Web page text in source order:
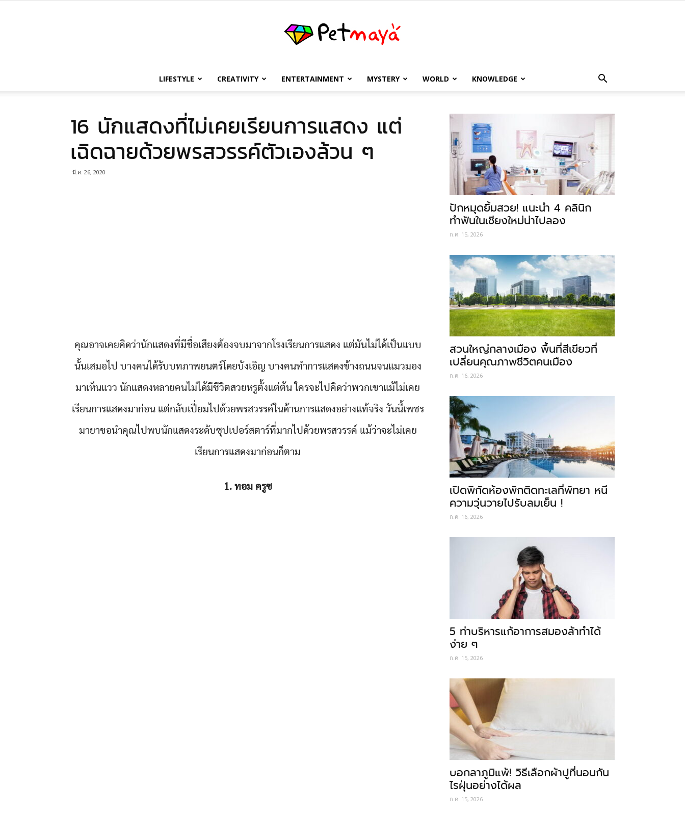
เพชร
มายา
LIFESTYLE CREATIVITY ENTERTAINMENT MYSTERY WORLD KNOWLEDGE
16 นักแสดงที่ไม่เคยเรียนการแสดง แต่
เฉิดฉายด้วยพรสวรรค์ตัวเองล้วน ๆ
มี.ค. 26, 2020
คุณอาจเคยคิดว่านักแสดงที่มีชื่อเสียงต้องจบมาจากโรงเรียนการแสดง แต่มันไม่ได้เป็นแบบ
นั้นเสมอไป บางคนได้รับบทภาพยนตร์โดยบังเอิญ บางคนทำการแสดงข้างถนนจนแมวมอง
มาเห็นแวว นักแสดงหลายคนไม่ได้มีชีวิตสวยหรูตั้งแต่ต้น ใครจะไปคิดว่าพวกเขาแม้ไม่เคย
เรียนการแสดงมาก่อน แต่กลับเปี่ยมไปด้วยพรสวรรค์ในด้านการแสดงอย่างแท้จริง วันนี้เพชร
มายาขอนำคุณไปพบนักแสดงระดับซุปเปอร์สตาร์ที่มากไปด้วยพรสวรรค์ แม้ว่าจะไม่เคย
เรียนการแสดงมาก่อนก็ตาม
1. ทอม ครูซ
ปักหมุดยิ้มสวย! แนะนำ 4 คลินิก
ทำฟันในเชียงใหม่น่าไปลอง
ก.ค. 15, 2026
สวนใหญ่กลางเมือง พื้นที่สีเขียวที่
เปลี่ยนคุณภาพชีวิตคนเมือง
ก.ค. 16, 2026
เปิดพิกัดห้องพักติดทะเลที่พัทยา หนี
ความวุ่นวายไปรับลมเย็น !
ก.ค. 16, 2026
5 ท่าบริหารแก้อาการสมองล้าทำได้
ง่าย ๆ
ก.ค. 15, 2026
บอกลาภูมิแพ้! วิธีเลือกผ้าปูที่นอนกัน
ไรฝุ่นอย่างได้ผล
ก.ค. 15, 2026